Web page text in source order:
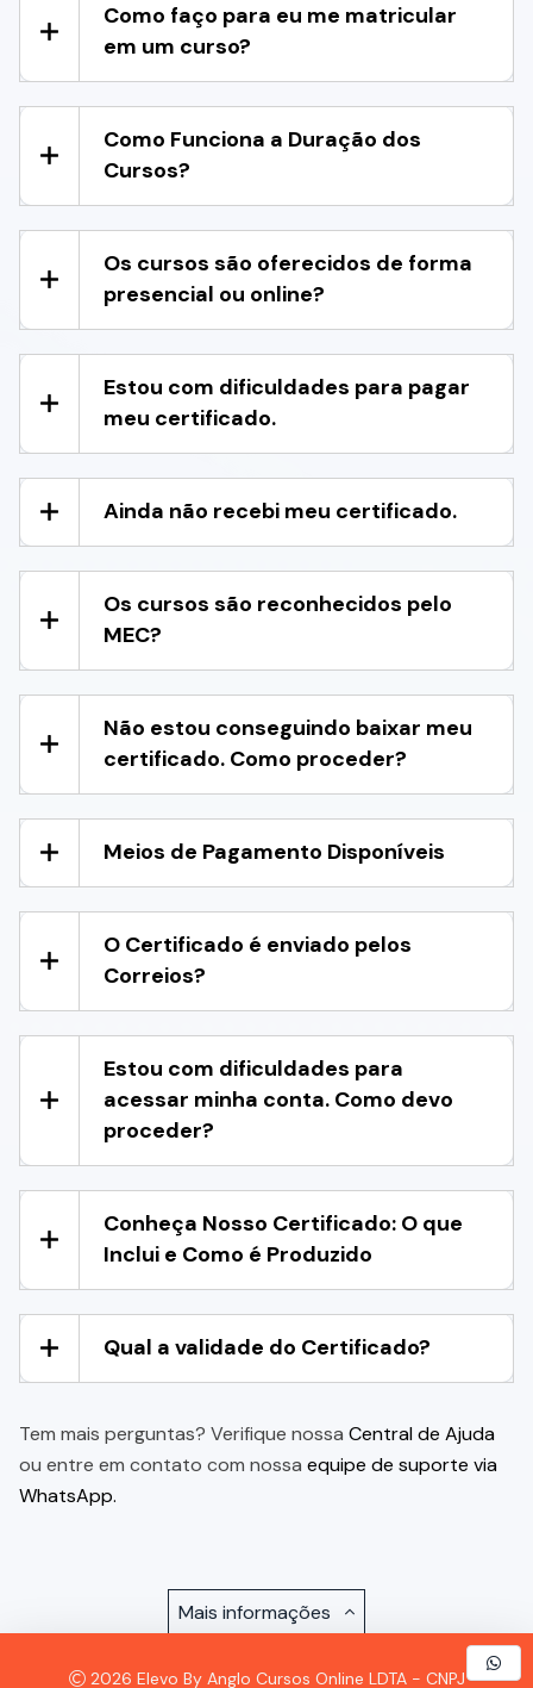
Como faço para eu me matricular
em um curso?
Como Funciona a Duração dos
Cursos?
Os cursos são oferecidos de forma
presencial ou online?
Estou com dificuldades para pagar
meu certificado.
Ainda não recebi meu certificado.
Os cursos são reconhecidos pelo
MEC?
Não estou conseguindo baixar meu
certificado. Como proceder?
Meios de Pagamento Disponíveis
O Certificado é enviado pelos
Correios?
Estou com dificuldades para
acessar minha conta. Como devo
proceder?
Conheça Nosso Certificado: O que
Inclui e Como é Produzido
Qual a validade do Certificado?
Tem mais perguntas? Verifique nossa Central de Ajuda
ou entre em contato com nossa equipe de suporte via
WhatsApp.
Mais informações
2026 Elevo By Anglo Cursos Online LDTA - CNPJ